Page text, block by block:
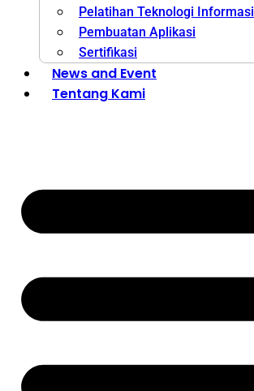
Pelatihan Teknologi Informasi
Pembuatan Aplikasi
Sertifikasi
News and Event
Tentang Kami